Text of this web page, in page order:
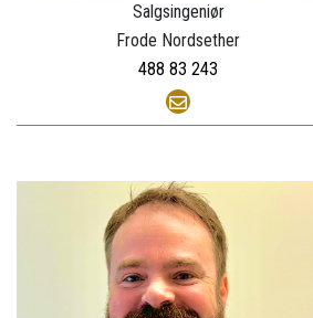
Salgsingeniør
Frode Nordsether
488 83 243